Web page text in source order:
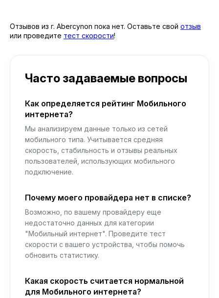
Отзывов из г. Abercynon пока нет. Оставьте свой отзыв
или проведите тест скорости!
Часто задаваемые вопросы
Как определяется рейтинг Мобильного
интернета?
Мы анализируем данные только из сетей
мобильного типа. Учитывается средняя
скорость, стабильность и отзывы реальных
пользователей, использующих мобильного
подключение.
Почему моего провайдера нет в списке?
Возможно, по вашему провайдеру еще
недостаточно данных для категории
"Мобильный интернет". Проведите тест
скорости с вашего устройства, чтобы помочь
обновить статистику.
Какая скорость считается нормальной
для Мобильного интернета?